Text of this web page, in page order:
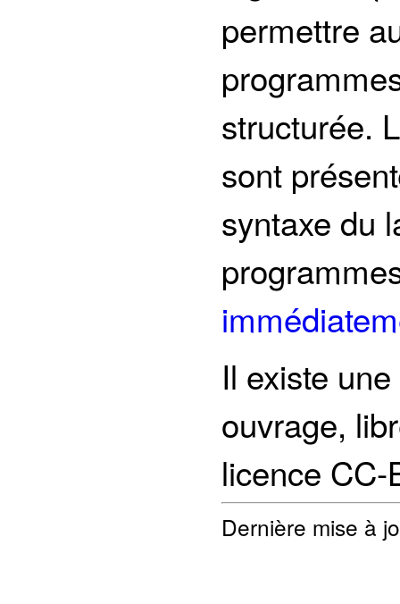
permettre
structurée.
sont
syntaxe du
Il existe une
ouvrage,
licence CC-
Dernière mise à